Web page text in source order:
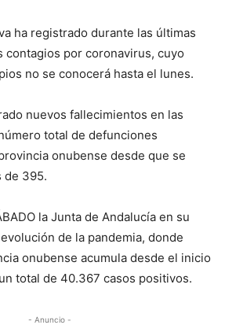
ha registrado durante las últimas
contagios por coronavirus, cuyo
no se conocerá hasta el lunes.
nuevos fallecimientos en las
total de defunciones
onubense desde que se
de 395.
la Junta de Andalucía en su
de la pandemia, donde
onubense acumula desde el inicio
total de 40.367 casos positivos.
- Anuncio -